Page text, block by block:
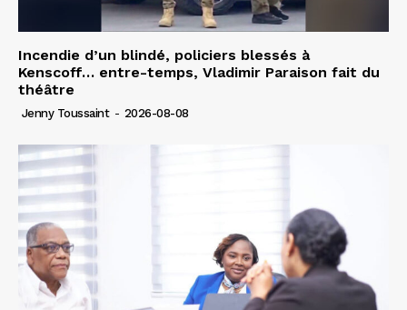
Incendie d’un blindé, policiers blessés à
Kenscoff… entre-temps, Vladimir Paraison fait du
théâtre
Jenny Toussaint - 2026-08-08